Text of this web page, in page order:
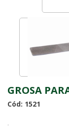
GROSA
Cód: 1521
.